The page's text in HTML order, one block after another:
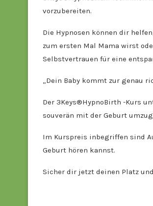
vorzubereiten.
Die Hypnosen können dir
zum ersten Mal Mama wirst
Selbstvertrauen für eine
„Dein Baby kommt zur genau
Der 3Keys®HypnoBirth -Kurs
souverän mit der Geburt
Im Kurspreis inbegriffen sind
Geburt hören kannst.
Sicher dir jetzt deinen Platz